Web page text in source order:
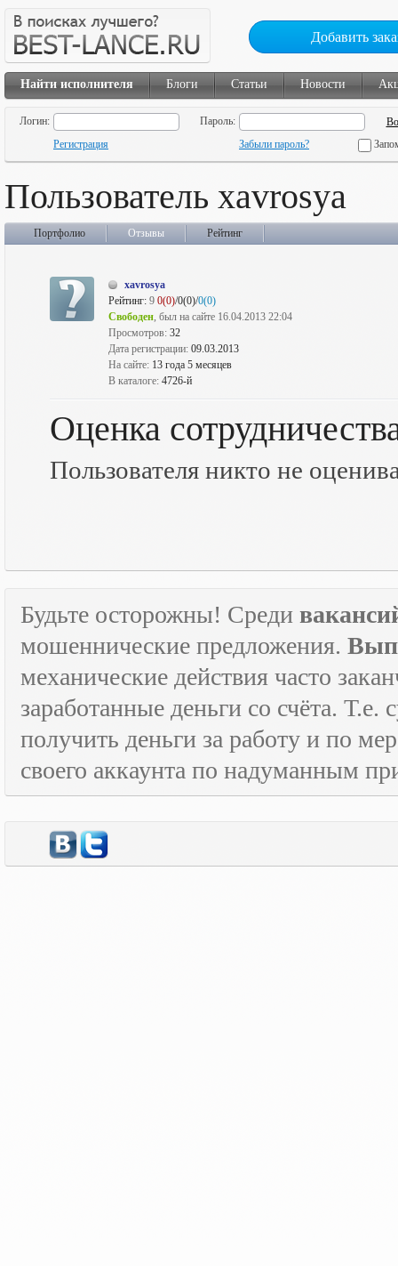
Добавить
Найти исполнителя Блоги Статьи Новости
Логин:
Пароль:
Регистрация
Забыли пароль?
Пользователь xavrosya
Портфолио Отзывы Рейтинг
xavrosya
Рейтинг: 9 0(0)/0(0)/0(0)
Свободен, был на сайте 16.04.2013 22:04
Просмотров: 32
Дата регистрации: 09.03.2013
На сайте: 13 года 5 месяцев
В каталоге: 4726-й
Оценка
Пользователя никто не
Будьте осторожны! Среди
мошеннические предложения.
механические действия часто
заработанные деньги со счёта.
получить деньги за работу и по
своего аккаунта по надуманным